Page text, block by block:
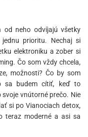
od neho odvíjajú všetky
prioritu. Nechaj si
elektroniku a zober si
Čo som vždy chcela,
možnosti? Čo by som
sa budem cítiť, keď to
vnútorné prečo. Nie
si po Vianociach detox,
teraz moderné a asi sa